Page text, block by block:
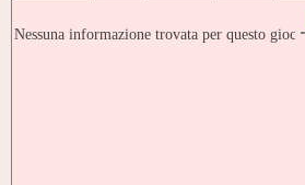
Nessuna informazione trovata per questo gioco